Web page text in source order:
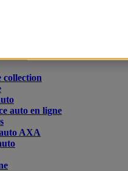
collection
auto en ligne
AXA